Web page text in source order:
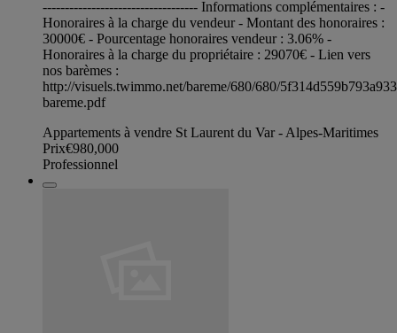
----------------------------------- Informations complémentaires : -
Honoraires à la charge du vendeur - Montant des honoraires :
30000€ - Pourcentage honoraires vendeur : 3.06% -
Honoraires à la charge du propriétaire : 29070€ - Lien vers
nos barèmes :
http://visuels.twimmo.net/bareme/680/680/
bareme.pdf
Appartements à vendre St Laurent du Var - Alpes-Maritimes
Prix€980,000
Professionnel